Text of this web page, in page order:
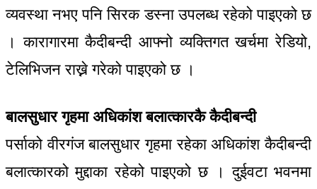
व्यवस्था नभए पनि सिरक डस्ना उपलब्ध रहेको पाइएको छ
। कारागारमा कैदीबन्दी आफ्नो व्यक्तिगत खर्चमा रेडियो,
टेलिभिजन राख्ने गरेको पाइएको छ ।
बालसुधार गृहमा अधिकांश बलात्कारकै कैदीबन्दी
पर्साको वीरगंज बालसुधार गृहमा रहेका अधिकांश कैदीबन्दी
बलात्कारको मुद्दाका रहेको पाइएको छ । दुईवटा भवनमा